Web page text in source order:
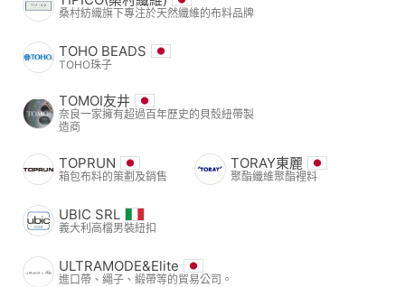
桑村紡織旗下專注於天然纖維的布料品牌
TOHO BEADS
TOHO珠子
TOMOI友井
奈良一家擁有超過百年歷史的貝殼紐帶製
造商
TOPRUN
箱包布料的策劃及銷售
TORAY東麗
聚酯纖維聚酯裡料
UBIC SRL
義大利高檔男裝紐扣
ULTRAMODE&Elite
進口帶、繩子、緞帶等的貿易公司。